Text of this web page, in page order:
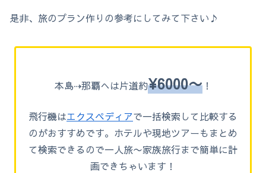
是非、旅のプラン作りの参考にしてみて下さい♪
本島⇢那覇へは片道約¥6000〜！
飛行機はエクスペディアで一括検索して比較する
のがおすすめです。ホテルや現地ツアーもまとめ
て検索できるので一人旅〜家族旅行まで簡単に計
画できちゃいます！